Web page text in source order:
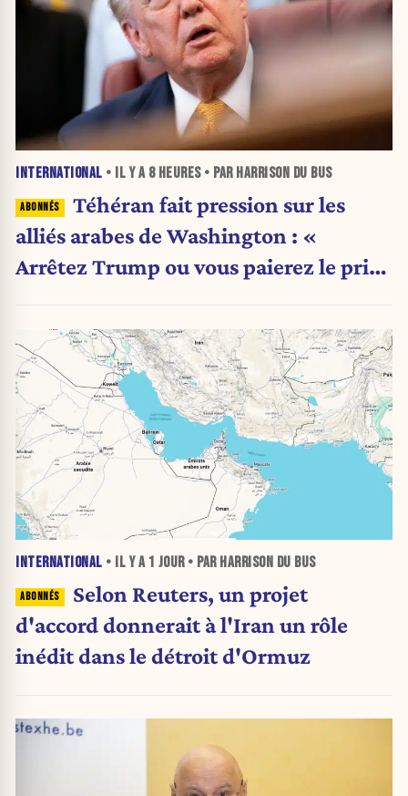
INTERNATIONAL • IL Y A 8 HEURES• PAR HARRISON DU BUS
Téhéran fait pression sur les
alliés arabes de Washington : «
Arrêtez Trump ou vous paierez le prix
INTERNATIONAL • IL Y A 1 JOUR• PAR HARRISON DU BUS
Selon Reuters, un projet
d'accord donnerait à l'Iran un rôle
inédit dans le détroit d'Ormuz